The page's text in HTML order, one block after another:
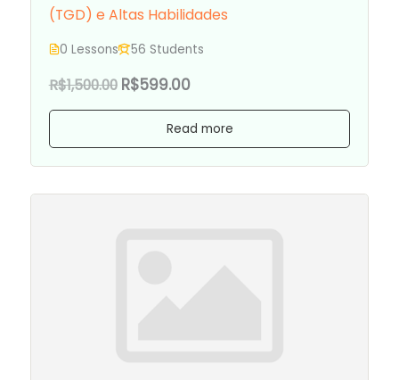
(TGD) e Altas Habilidades
0 Lessons 56 Students
R$1,500.00 R$599.00
Read more